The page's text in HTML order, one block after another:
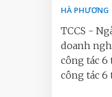
HÀ PHƯƠNG
TCCS -
doanh
công tác 6
công tác 6